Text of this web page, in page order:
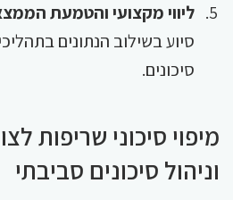
ליווי מקצועי והטמעת
סיוע בשילוב הנתונים
סיכונים.
מיפוי סיכוני שריפות
וניהול סיכונים סביבתי